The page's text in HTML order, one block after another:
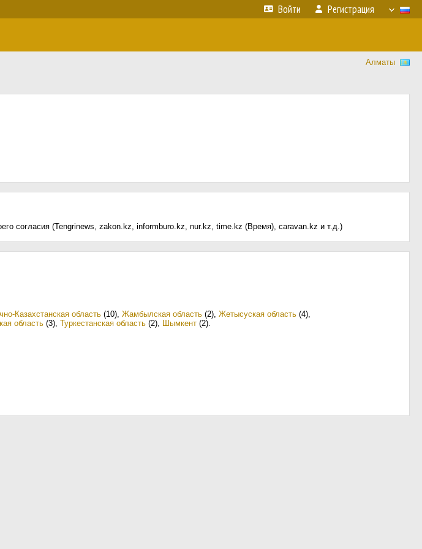
Войти Регистрация
Алматы
согласия (Tengrinews, zakon.kz, informburo.kz, nur.kz, time.kz (Время), caravan.kz и т.д.)
Казахстанская область (10), Жамбылская область (2), Жетысуская область (4),
область (3), Туркестанская область (2), Шымкент (2).